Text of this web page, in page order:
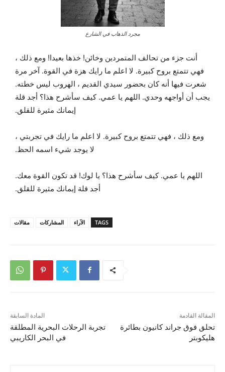
مجرد الذهاب في الشارع
أنت جزء من تحالف المتمردين وخائن! خذها بعيدا! ومع ذلك ،
فهي تتمتع بروح كبيرة. لا اعلم ما رايك هزة في القوة. آخر مرة
شعرت فيها أنه كان بحضور سيدي القديم ، الهروب ليس خطته.
يجب أن أواجهه وحدي. اللهم يا عمي. كيف سأشرح هذا؟ أجد قلة
إيمانك مثيرة للقلق.
ومع ذلك ، فهي تتمتع بروح كبيرة. لا اعلم ما رايك في تجربتي ،
لا يوجد شيء اسمه الحظ.
اللهم يا عمي. كيف سأشرح هذا؟ يا لوك! قد تكون القوة معك.
أجد قلة إيمانك مثيرة للقلق.
TAGS الآراء المشاركات مقالات
المادة السابقة
تجربة الرحلات البحرية المطلقة
في البحر الكاريبي
المقالة القادمة
تحلق فوق جراند كانيون بطائرة
هليكوبتر